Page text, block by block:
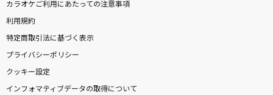
たしかなこと
小田和正
カラオケご利用にあたっての注意事項
利用規約
特定商取引法に基づく表示
プライバシーポリシー
クッキー設定
インフォマティブデータの取得について